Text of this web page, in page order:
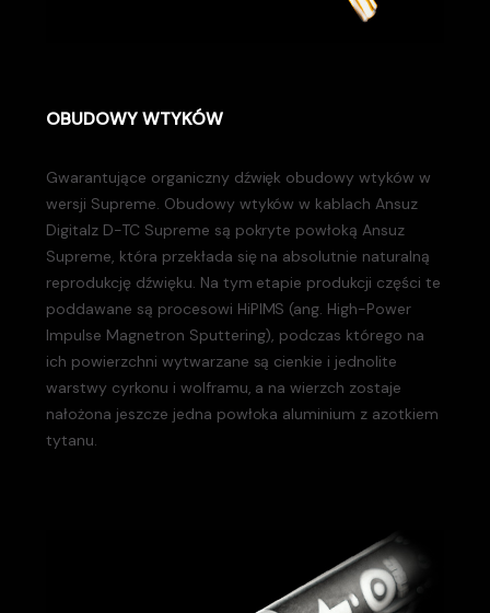
OBUDOWY WTYKÓW
Gwarantujące organiczny dźwięk obudowy wtyków w
wersji Supreme. Obudowy wtyków w kablach Ansuz
Digitalz D-TC Supreme są pokryte powłoką Ansuz
Supreme, która przekłada się na absolutnie naturalną
reprodukcję dźwięku. Na tym etapie produkcji części te
poddawane są procesowi HiPIMS (ang. High-Power
Impulse Magnetron Sputtering), podczas którego na
ich powierzchni wytwarzane są cienkie i jednolite
warstwy cyrkonu i wolframu, a na wierzch zostaje
nałożona jeszcze jedna powłoka aluminium z azotkiem
tytanu.